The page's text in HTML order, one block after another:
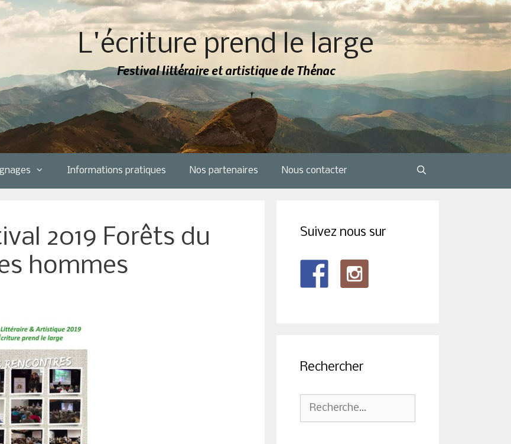
L'écriture prend le large
Festival littéraire et artistique de Thénac
Informations pratiques Nos partenaires Nous contacter
2019 Forêts du
hommes
Suivez nous sur
Rechercher
Rechercher :